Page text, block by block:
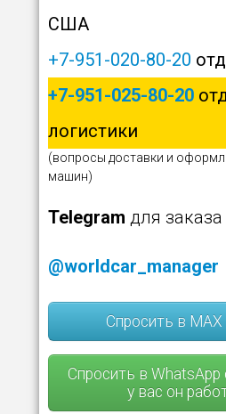
США
+7-951-020-80-20
+7-951-025-80-20
логистики
(вопросы доставки и
машин)
Telegram для
@worldcar_manager
Спросить в MAX
Спросить в WhatsApp
у вас он